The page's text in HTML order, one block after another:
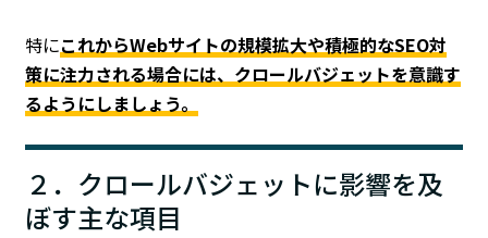
特にこれからWebサイトの規模拡大や積極的なSEO対
策に注力される場合には、クロールバジェットを意識す
るようにしましょう。
２．クロールバジェットに影響を及
ぼす主な項目